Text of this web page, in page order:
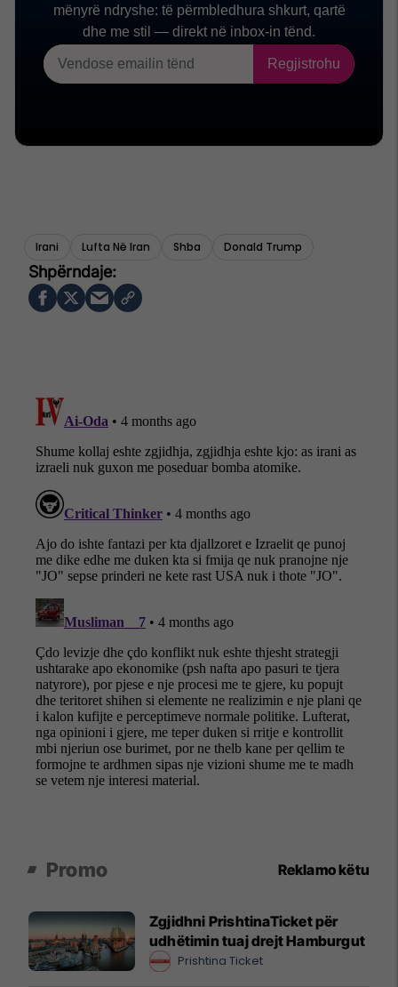
Irani Lufta Në Iran Shba Donald Trump
Promo Reklamo këtu
Zgjidhni PrishtinaTicket për
udhëtimin tuaj drejt Hamburgut
Prishtina Ticket